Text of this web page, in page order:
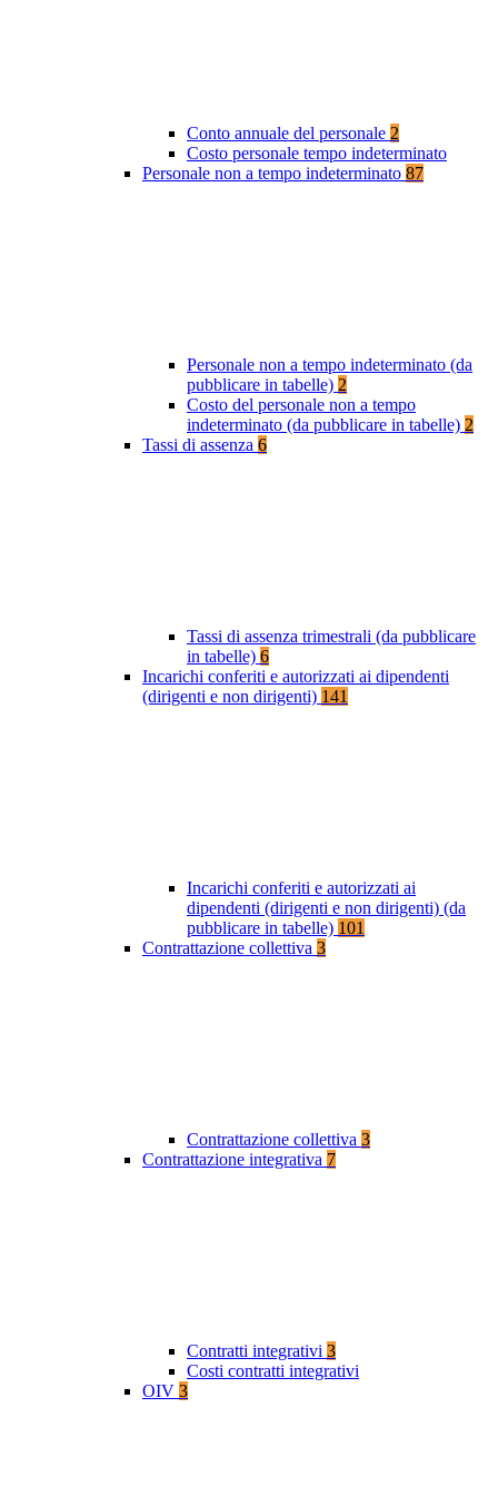
Conto annuale del personale 2
Costo personale tempo indeterminato
Personale non a tempo indeterminato 87
Personale non a tempo indeterminato (da
pubblicare in tabelle) 2
Costo del personale non a tempo
indeterminato (da pubblicare in tabelle) 2
Tassi di assenza 6
Tassi di assenza trimestrali (da pubblicare
in tabelle) 6
Incarichi conferiti e autorizzati ai dipendenti
(dirigenti e non dirigenti) 141
Incarichi conferiti e autorizzati ai
dipendenti (dirigenti e non dirigenti) (da
pubblicare in tabelle) 101
Contrattazione collettiva 3
Contrattazione collettiva 3
Contrattazione integrativa 7
Contratti integrativi 3
Costi contratti integrativi
OIV 3